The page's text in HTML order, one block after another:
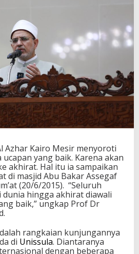
Azhar Kairo Mesir menyoroti
yang baik. Karena akan
akhirat. Hal itu ia sampaikan
di masjid Abu Bakar Assegaf
(20/6/2015). “Seluruh
dunia hingga akhirat diawali
baik,” ungkap Prof Dr
rangkaian kunjungannya
di Unissula. Diantaranya
dengan beberapa